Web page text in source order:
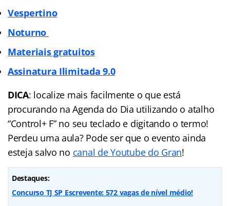
Vespertino
Noturno
Materiais gratuitos
Assinatura Ilimitada9.0
DICA: localize mais facilmente o que está
procurando na Agenda do Dia utilizando o atalho
“Control+ F” no seu teclado e digitando o termo!
Perdeu uma aula? Pode ser que o evento ainda
esteja salvo no canal de Youtube do Gran!
Destaques:
Concurso TJ SP Escrevente: 572 vagas de nível médio!